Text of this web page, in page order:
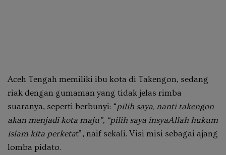
Aceh Tengah memiliki ibu kota di Takengon, sedang
riak dengan gumaman yang tidak jelas rimba
suaranya, seperti berbunyi: “pilih saya, nanti takengon
akan menjadi kota maju”, “pilih saya insyaAllah hukum
islam kita perketat”, naif sekali. Visi misi sebagai ajang
lomba pidato.